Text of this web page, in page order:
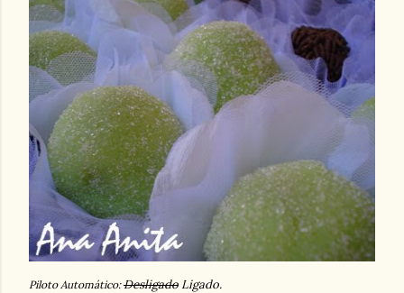
Piloto Automático:DesligadoLigado.